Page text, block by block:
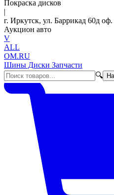
Покраска дисков
|
г. Иркутск, ул. Баррикад 60д оф.
Аукцион авто
V
ALL
OM.RU
Шины Диски Запчасти
🔍